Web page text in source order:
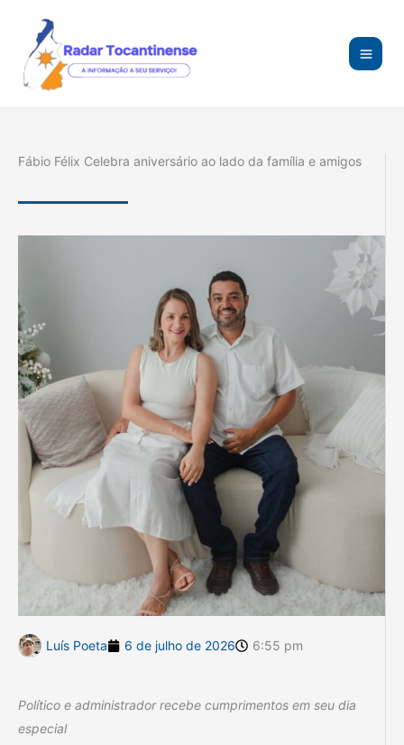
conteúdo
Fábio Félix Celebra aniversário ao lado da família e amigos
Luís Poeta 6 de julho de 2026 6:55 pm
Político e administrador recebe cumprimentos em seu dia
especial